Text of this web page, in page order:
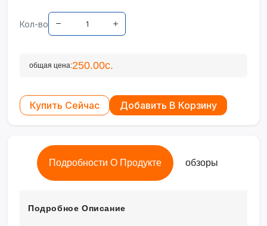
Кол-во
общая цена:250.00с.
Купить Сейчас Добавить В Корзину
Подробности О Продукте обзоры
Подробное Описание